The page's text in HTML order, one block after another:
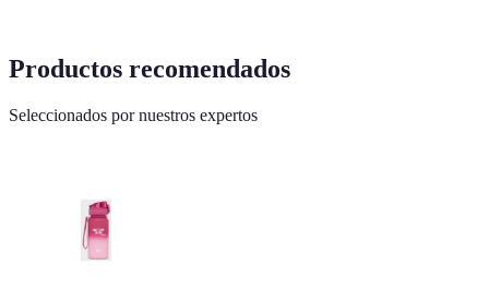
Productos recomendados
Seleccionados por nuestros expertos